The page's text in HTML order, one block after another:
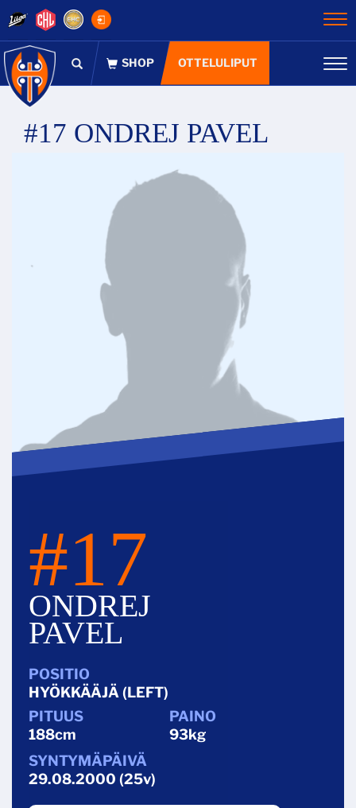
OTTELULIPUT
#17 ONDREJ PAVEL
#17
ONDREJ
PAVEL
HYÖKKÄÄJÄ (LEFT)
188cm 93kg
29.08.2000 (25v)